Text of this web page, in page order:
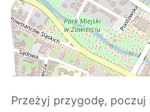
Przeżyj przygodę, poczuj